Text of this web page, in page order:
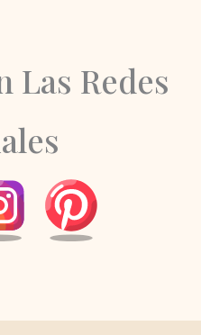
Las Redes